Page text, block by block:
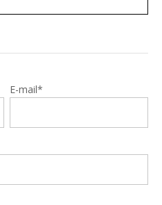
E-mail*